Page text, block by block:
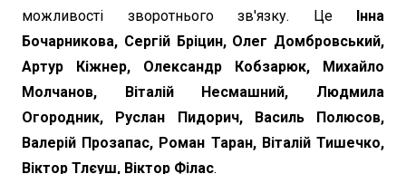
можливості зворотнього зв'язку. Це Інна
Бочарникова, Сергій Бріцин, Олег Домбровський,
Артур Кіжнер, Олександр Кобзарюк, Михайло
Молчанов, Віталій Несмашний, Людмила
Огородник, Руслан Пидорич, Василь Полюсов,
Валерій Прозапас, Роман Таран, Віталій Тишечко,
Віктор Тлєуш, Віктор Філас.